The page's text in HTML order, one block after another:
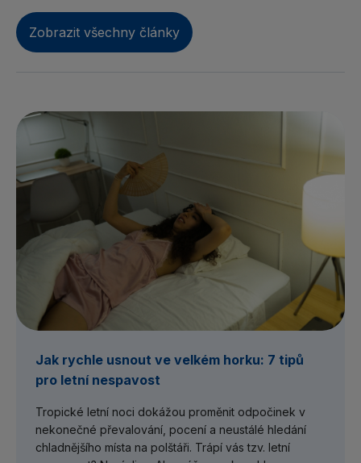
Zobrazit všechny články
Jak rychle usnout ve velkém horku: 7 tipů
pro letní nespavost
Tropické letní noci dokážou proměnit odpočinek v
nekonečné převalování, pocení a neustálé hledání
chladnějšího místa na polštáři. Trápí vás tzv. letní